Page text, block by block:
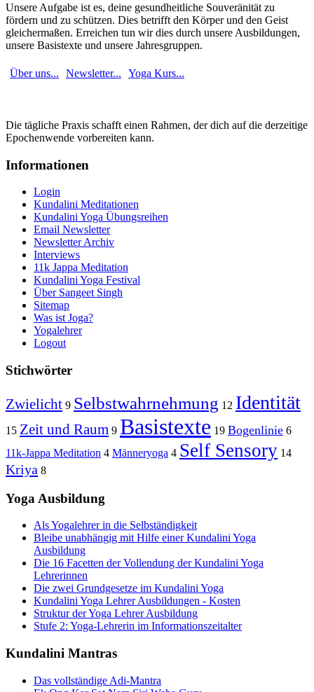
Unsere Aufgabe ist es, deine gesundheitliche Souveränität zu
fördern und zu schützen. Dies betrifft den Körper und den Geist
gleichermaßen. Erreichen tun wir dies durch unsere Ausbildungen,
unsere Basistexte und unsere Jahresgruppen.
Über uns... Newsletter... Yoga Kurs...
Die tägliche Praxis schafft einen Rahmen, der dich auf die derzeitige
Epochenwende vorbereiten kann.
Informationen
Login
Kundalini Meditationen
Kundalini Yoga Übungsreihen
Email Newsletter
Newsletter Archiv
Interviews
11k Jappa Meditation
Kundalini Yoga Festival
Über Sangeet Singh
Sitemap
Was ist Joga?
Yogalehrer
Logout
Stichwörter
Zwielicht 9 Selbstwahrnehmung 12 Identität
15 Zeit und Raum 9 Basistexte 19 Bogenlinie 6
11k-Jappa Meditation 4 Männeryoga 4 Self Sensory 14
Kriya 8
Yoga Ausbildung
Als Yogalehrer in die Selbständigkeit
Bleibe unabhängig mit Hilfe einer Kundalini Yoga
Ausbildung
Die 16 Facetten der Vollendung der Kundalini Yoga
Lehrerinnen
Die zwei Grundgesetze im Kundalini Yoga
Kundalini Yoga Lehrer Ausbildungen - Kosten
Struktur der Yoga Lehrer Ausbildung
Stufe 2: Yoga-Lehrerin im Informationszeitalter
Kundalini Mantras
Das vollständige Adi-Mantra